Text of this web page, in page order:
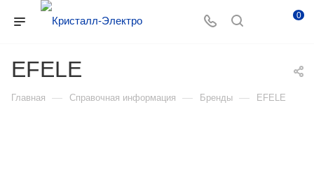
0
EFELE
Главная — Справочная информация — Бренды — EFELE